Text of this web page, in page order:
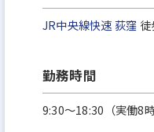
JR中央線快速荻窪
勤務時間
9:30～18:30（実働8